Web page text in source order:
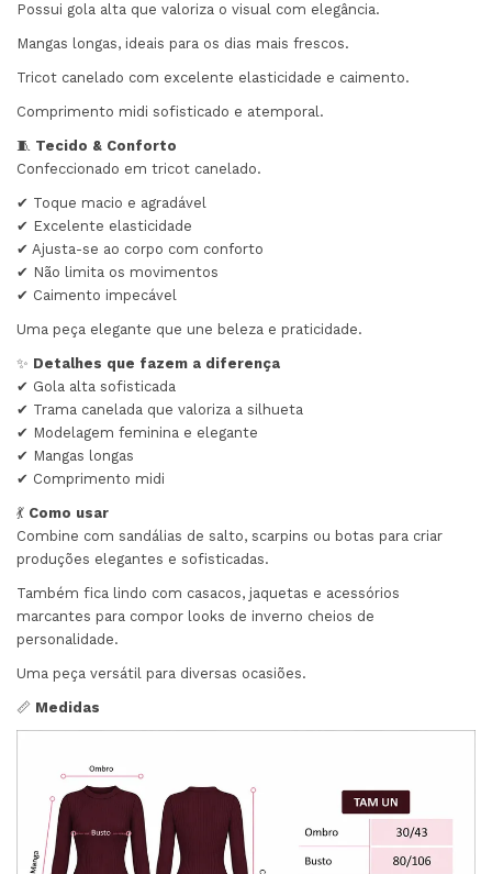
Possui gola alta que valoriza o visual com elegância.
Mangas longas, ideais para os dias mais frescos.
Tricot canelado com excelente elasticidade e caimento.
Comprimento midi sofisticado e atemporal.
🧵 Tecido & Conforto
Confeccionado em tricot canelado.
✔ Toque macio e agradável
✔ Excelente elasticidade
✔ Ajusta-se ao corpo com conforto
✔ Não limita os movimentos
✔ Caimento impecável
Uma peça elegante que une beleza e praticidade.
✨ Detalhes que fazem a diferença
✔ Gola alta sofisticada
✔ Trama canelada que valoriza a silhueta
✔ Modelagem feminina e elegante
✔ Mangas longas
✔ Comprimento midi
💃 Como usar
Combine com sandálias de salto, scarpins ou botas para criar
produções elegantes e sofisticadas.
Também fica lindo com casacos, jaquetas e acessórios
marcantes para compor looks de inverno cheios de
personalidade.
Uma peça versátil para diversas ocasiões.
📏 Medidas